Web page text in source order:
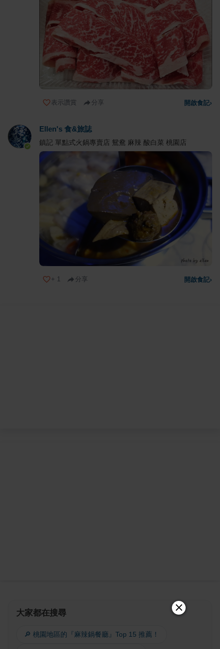
表示讚賞 分享 開啟食記›
Ellen's 食&旅誌
鎮記 單點式火鍋專賣店 鴛鴦 麻辣 酸白菜 桃園店
+ 1 分享 開啟食記›
大家都在搜尋
🔎 桃園地區的『麻辣鍋餐廳』Top 15 推薦！